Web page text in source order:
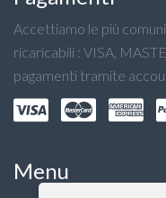
Accettiamo le più
ricaricabili : VISA,
pagamenti tramite
Menu